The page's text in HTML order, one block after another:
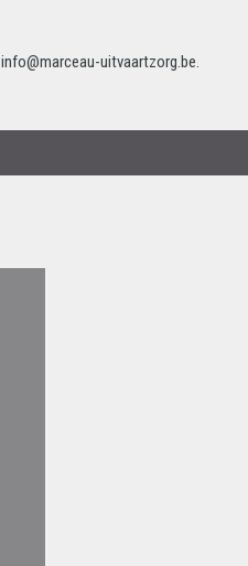
info@marceau-uitvaartzorg.be.